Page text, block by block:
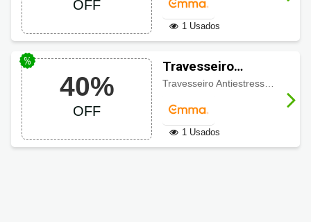
OFF
1 Usados
40%
OFF
Travesseiro
Antiestresse
até 40% OFF
1 Usados